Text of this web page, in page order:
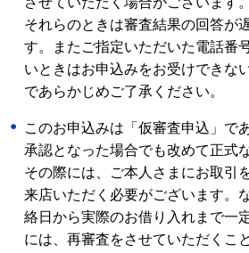
それらのときは審査結果の回答が
す。またご指定いただいた電話番
いときはお申込みをお受けできな
であらかじめご了承ください。
このお申込みは「仮審査申込」で
承認となった場合でも改めて正式
その際には、ご本人さまにお取引
来店いただく必要がございます。
絡日から実際のお借り入れまで一
には、再審査をさせていただくこ